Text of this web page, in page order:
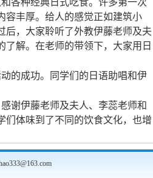
各种经典日式吃食。许多第一次
容丰厚。给人的感觉正如建筑小
后，大家聆听了外教伊藤老师及夫
解。在老师的带领下，大家用日
的成功。同学们的日语助唱和伊
谢伊藤老师及夫人、李蕊老师和
们体味到了不同的饮食文化，也增